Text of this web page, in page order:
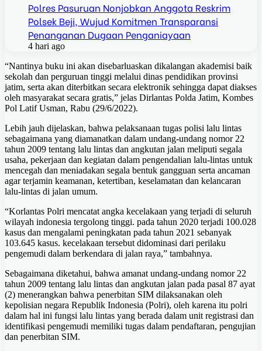
Polres Pasuruan Nonjobkan Anggota Reskrim
Polsek Beji, Wujud Komitmen Transparansi
Penanganan Dugaan Penganiayaan
4 hari ago
“Nantinya buku ini akan disebarluaskan dikalangan akademisi baik
sekolah dan perguruan tinggi melalui dinas pendidikan provinsi
jatim, serta akan diterbitkan secara elektronik sehingga dapat diakses
oleh masyarakat secara gratis,” jelas Dirlantas Polda Jatim, Kombes
Pol Latif Usman, Rabu (29/6/2022).
Lebih jauh dijelaskan, bahwa pelaksanaan tugas polisi lalu lintas
sebagaimana yang diamanatkan dalam undang-undang nomor 22
tahun 2009 tentang lalu lintas dan angkutan jalan meliputi segala
usaha, pekerjaan dan kegiatan dalam pengendalian lalu-lintas untuk
mencegah dan meniadakan segala bentuk gangguan serta ancaman
agar terjamin keamanan, ketertiban, keselamatan dan kelancaran
lalu-lintas di jalan umum.
“Korlantas Polri mencatat angka kecelakaan yang terjadi di seluruh
wilayah indonesia tergolong tinggi. pada tahun 2020 terjadi 100.028
kasus dan mengalami peningkatan pada tahun 2021 sebanyak
103.645 kasus. kecelakaan tersebut didominasi dari perilaku
pengemudi dalam berkendara di jalan raya,” tambahnya.
Sebagaimana diketahui, bahwa amanat undang-undang nomor 22
tahun 2009 tentang lalu lintas dan angkutan jalan pada pasal 87 ayat
(2) menerangkan bahwa penerbitan SIM dilaksanakan oleh
kepolisian negara Republik Indonesia (Polri), oleh karena itu polri
dalam hal ini fungsi lalu lintas yang berada dalam unit registrasi dan
identifikasi pengemudi memiliki tugas dalam pendaftaran, pengujian
dan penerbitan SIM.